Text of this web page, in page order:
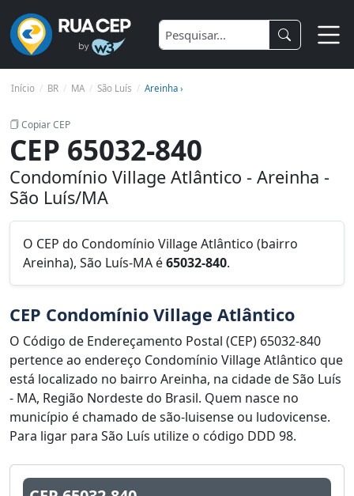
Início BR MA São Luís Areinha ›
Copiar CEP
CEP 65032-840
Condomínio Village Atlântico - Areinha -
São Luís/MA
O CEP do Condomínio Village Atlântico (bairro
Areinha), São Luís-MA é65032-840.
CEP Condomínio Village Atlântico
O Código de Endereçamento Postal (CEP) 65032-840
pertence ao endereço Condomínio Village Atlântico que
está localizado no bairro Areinha, na cidade de São Luís
- MA, Região Nordeste do Brasil. Quem nasce no
município é chamado de são-luisense ou ludovicense.
Para ligar para São Luís utilize o código DDD 98.